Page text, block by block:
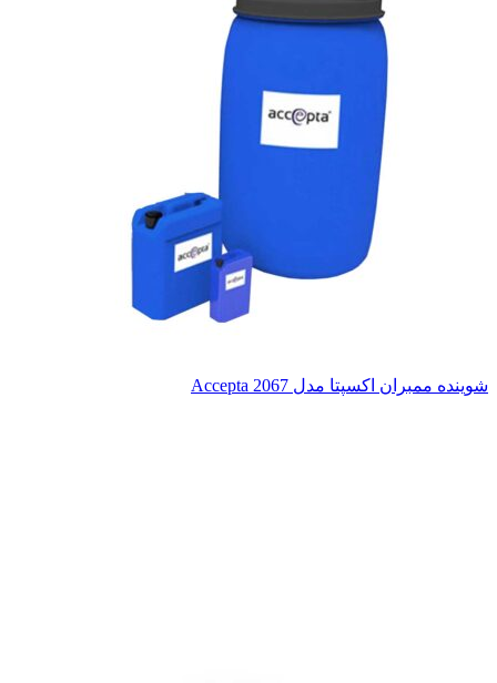
شوینده ممبران اکسپتا مدل Accepta 2067